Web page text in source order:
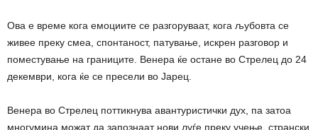
Ова е време кога емоциите се разгоруваат, кога љубовта се
живее преку смеа, спонтаност, патување, искрен разговор и
поместување на границите. Венера ќе остане во Стрелец до 24
декември, кога ќе се пресели во Јарец.
Венера во Стрелец поттикнува авантуристички дух, па затоа
многумина можат да запознаат нови луѓе преку учење, странски